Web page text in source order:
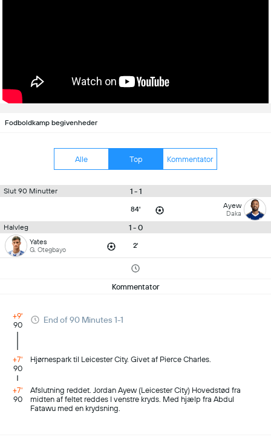
Fodboldkamp begivenheder
Alle Top Kommentator
Slut 90 Minutter 1 - 1
84' Ayew
Daka
Halvleg 1 - 0
Yates
G. Otegbayo 2'
Kommentator
+9'
90
End of 90 Minutes 1-1
+7'
90
Hjørnespark til Leicester City. Givet af Pierce Charles.
+7'
90
Afslutning reddet. Jordan Ayew (Leicester City) Hovedstød fra
midten af feltet reddes I venstre kryds. Med hjælp fra Abdul
Fatawu med en krydsning.